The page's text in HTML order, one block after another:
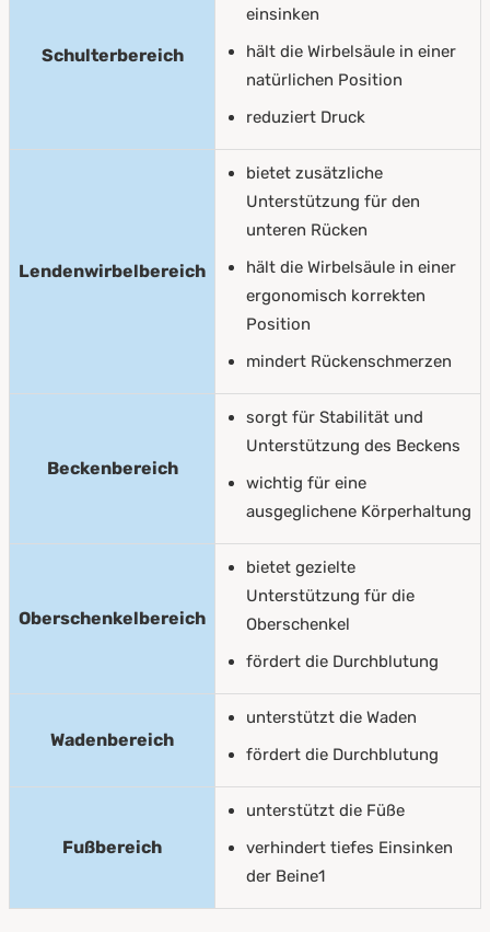
Schulterbereich
einsinken
hält die Wirbelsäule in einer
natürlichen Position
reduziert Druck
Lendenwirbelbereich
bietet zusätzliche
Unterstützung für den
unteren Rücken
hält die Wirbelsäule in einer
ergonomisch korrekten
Position
mindert Rückenschmerzen
Beckenbereich
sorgt für Stabilität und
Unterstützung des Beckens
wichtig für eine
ausgeglichene Körperhaltung
Oberschenkelbereich
bietet gezielte
Unterstützung für die
Oberschenkel
fördert die Durchblutung
Wadenbereich
unterstützt die Waden
fördert die Durchblutung
Fußbereich
unterstützt die Füße
verhindert tiefes Einsinken
der Beine1